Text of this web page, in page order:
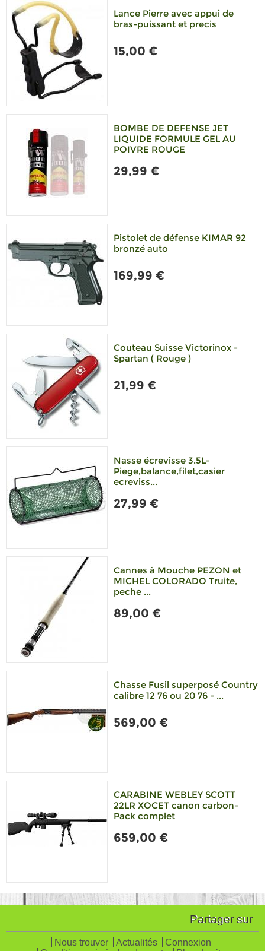
Lance Pierre avec appui de
bras-puissant et precis
15,00 €
BOMBE DE DEFENSE JET
LIQUIDE FORMULE GEL AU
POIVRE ROUGE
29,99 €
Pistolet de défense KIMAR 92
bronzé auto
169,99 €
Couteau Suisse Victorinox -
Spartan ( Rouge )
21,99 €
Nasse écrevisse 3.5L-
Piege,balance,filet,casier
ecreviss...
27,99 €
Cannes à Mouche PEZON et
MICHEL COLORADO Truite,
peche ...
89,00 €
Chasse Fusil superposé Country
calibre 12 76 ou 20 76 - ...
569,00 €
CARABINE WEBLEY SCOTT
22LR XOCET canon carbon-
Pack complet
659,00 €
Partager sur
Nous trouver Actualités
Connexion